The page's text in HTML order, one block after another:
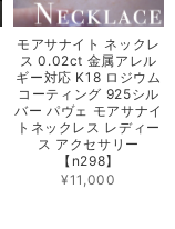
モアサナイト ネックレ
ス 0.02ct 金属アレル
ギー対応 K18 ロジウム
コーティング 925シル
バー パヴェ モアサナイ
トネックレス レディー
ス アクセサリー
【n298】
¥11,000